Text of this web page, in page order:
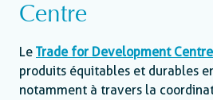
Centre
Le Trade for Development Centre
produits équitables et durables
notamment à travers la